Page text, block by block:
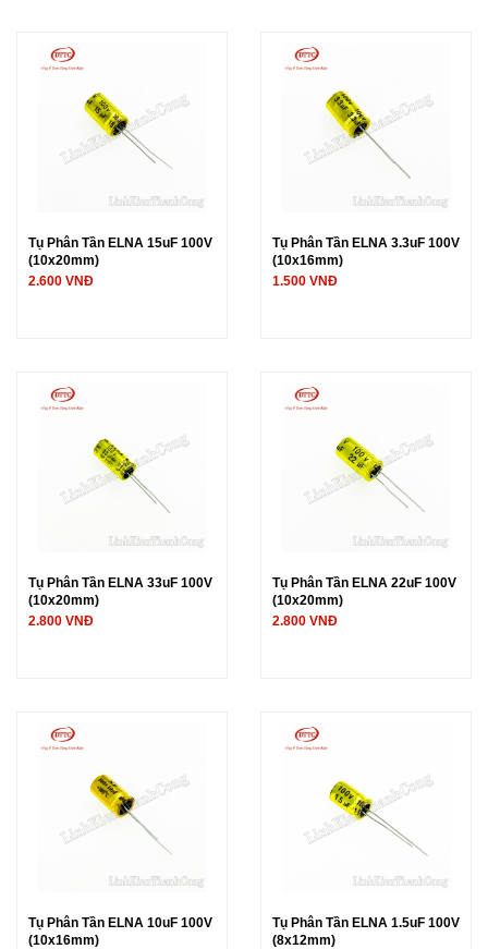
Tụ Phân Tần ELNA 15uF 100V
(10x20mm)
2.600 VNĐ
Tụ Phân Tần ELNA 3.3uF 100V
(10x16mm)
1.500 VNĐ
Tụ Phân Tần ELNA 33uF 100V
(10x20mm)
2.800 VNĐ
Tụ Phân Tần ELNA 22uF 100V
(10x20mm)
2.800 VNĐ
Tụ Phân Tần ELNA 10uF 100V
(10x16mm)
Tụ Phân Tần ELNA 1.5uF 100V
(8x12mm)